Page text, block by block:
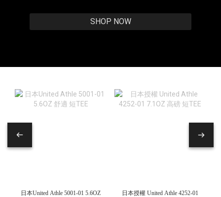
SHOP NOW
日本United Athle 5001-01 5.6OZ
日本授權 United Athle 4252-01